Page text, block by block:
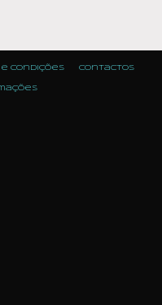
e condições Contactos